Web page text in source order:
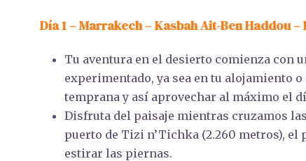
Día 1 – Marrakech – Kasbah Ait-Ben Haddou –
Tu aventura en el desierto comienza con
experimentado, ya sea en tu alojamiento
temprana y así aprovechar al máximo el
Disfruta del paisaje mientras cruzamos
puerto de Tizi n’Tichka (2.260 metros),
estirar las piernas.